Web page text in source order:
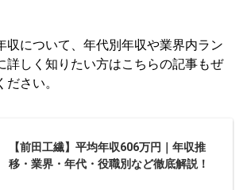
収について、年代別年収や業界内ラン
詳しく知りたい方はこちらの記事もぜ
さい。
【前田工繊】平均年収606万円｜年収推
移・業界・年代・役職別など徹底解説！